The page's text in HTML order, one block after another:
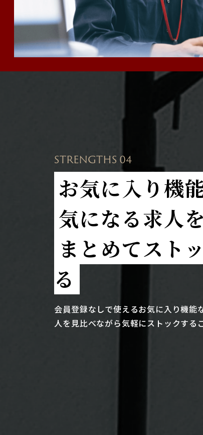
STRENGTHS 04
お気に入り機
気になる求人を
まとめてスト
る
会員登録なしで使えるお気に入り機能
人を見比べながら気軽にストックする